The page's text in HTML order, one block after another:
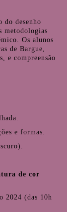
do desenho
metodologias
Os alunos
de Bargue,
e compreensão
e formas.
de cor
2024 (das 10h